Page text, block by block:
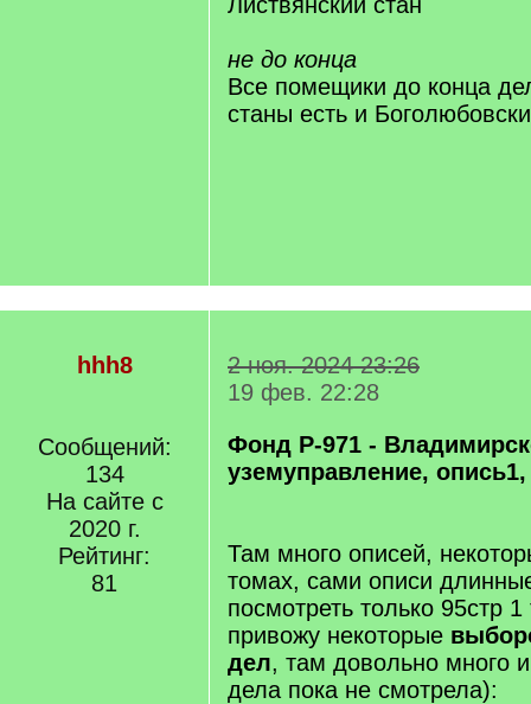
не до конца
Все помещики до конца
станы есть и
hhh8
Сообщений:
134
На сайте с
2020 г.
Рейтинг:
81
2 ноя. 2024 23:26
19 фев. 22:28
Фонд Р-971 -
уземуправление,
Там много описей,
томах, сами описи
посмотреть только 95стр
привожу некоторые
дел, там довольно много
дела пока не смотрела):